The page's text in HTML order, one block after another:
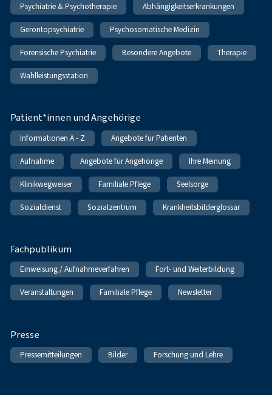
Psychiatrie & Psychotherapie Abhängigkeitserkrankungen
Gerontopsychiatrie Psychosomatische Medizin
Forensische Psychiatrie Besondere Angebote Therapie
Wahlleistungsstation
Patient*innen und Angehörige
Informationen A - Z Angebote für Patienten
Aufnahme Angebote für Angehörige Ihre Meinung
Klinikwegweiser Familiale Pflege Seelsorge
Sozialdienst Sozialzentrum Krankheitsbilderglossar
Fachpublikum
Einweisung / Aufnahmeverfahren Fort- und Weiterbildung
Veranstaltungen Familiale Pflege Newsletter
Presse
Pressemitteilungen Bilder Forschung und Lehre